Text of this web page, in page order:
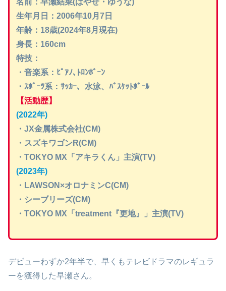
名前：早瀬結菜(はやせ・ゆうな)
生年月日：2006年10月7日
年齢：18歳(2024年8月現在)
身長：160cm
特技：
・音楽系：ﾋﾟｱﾉ､ﾄﾛﾝﾎﾞｰﾝ
・ｽﾎﾟｰﾂ系：ｻｯｶｰ、水泳、ﾊﾞｽｹｯﾄﾎﾞｰﾙ
【活動歴】
(2022年)
・JX金属株式会社(CM)
・スズキワゴンR(CM)
・TOKYO MX「アキラくん」主演(TV)
(2023年)
・LAWSON×オロナミンC(CM)
・シーブリーズ(CM)
・TOKYO MX「treatment『更地』」主演(TV)
デビューわずか2年半で、早くもテレビドラマのレギュラ
ーを獲得した早瀬さん。